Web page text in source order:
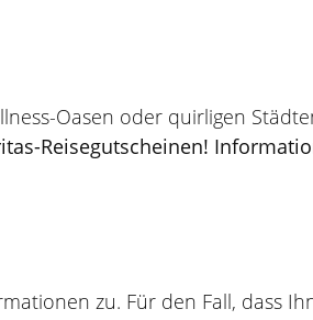
Oasen oder quirligen
Reisegutscheinen!
zu. Für den Fall, dass